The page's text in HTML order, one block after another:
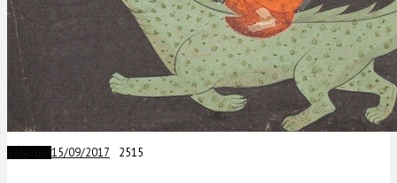
15/09/2017 2515